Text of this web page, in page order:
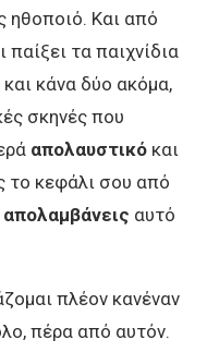
ηθοποιό. Και από
τα παιχνίδια
κάνα δύο ακόμα,
σκηνές που
απολαυστικό και
το κεφάλι σου από
απολαμβάνεις αυτό
πλέον κανέναν
πέρα από αυτόν.